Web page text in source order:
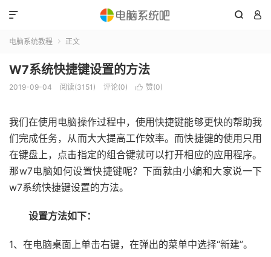
 

电脑系统教程  正文
W7系统快捷键设置的方法
2019-09-04 阅读(3151) 评论(0)  赞(0)
我们在使用电脑操作过程中，使用快捷键能够更快的帮助我
们完成任务，从而大大提高工作效率。而快捷键的使用只用
在键盘上，点击指定的组合键就可以打开相应的应用程序。
那w7电脑如何设置快捷键呢？下面就由小编和大家说一下
w7系统快捷键设置的方法。
设置方法如下：
1、在电脑桌面上单击右键，在弹出的菜单中选择“新建”。